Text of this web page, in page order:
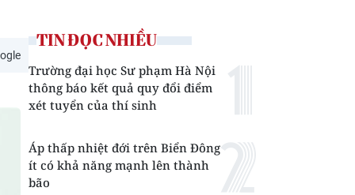
TIN ĐỌC NHIỀU
Trường đại học Sư phạm Hà Nội
thông báo kết quả quy đổi điểm
xét tuyển của thí sinh
Áp thấp nhiệt đới trên Biển Đông
ít có khả năng mạnh lên thành
bão